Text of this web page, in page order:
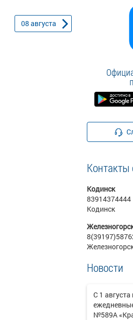
08 августа
Контакты
Кодинск
83914374444
Кодинск
Новости
С 1
№589А